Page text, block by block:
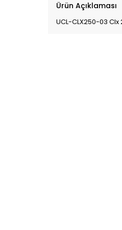
Ürün Açıklaması
UCL-CLX250-03